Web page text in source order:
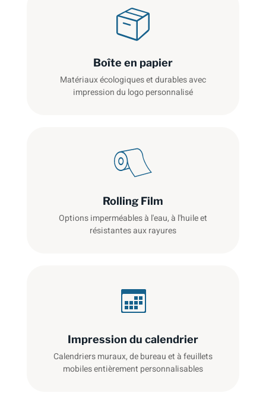
Boîte en papier
Matériaux écologiques et durables avec
impression du logo personnalisé
Rolling Film
Options imperméables à l'eau, à l'huile et
résistantes aux rayures
Impression du calendrier
Calendriers muraux, de bureau et à feuillets
mobiles entièrement personnalisables